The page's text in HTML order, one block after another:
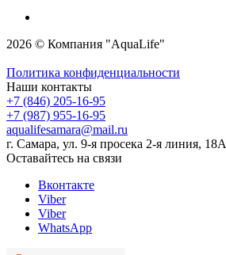
2026 © Компания "AquaLife"
Политика конфиденциальности
Наши контакты
+7 (846) 205-16-95
+7 (987) 955-16-95
aqualifesamara@mail.ru
г. Самара, ул. 9-я просека 2-я линия, 18А
Оставайтесь на связи
Вконтакте
Viber
Viber
WhatsApp